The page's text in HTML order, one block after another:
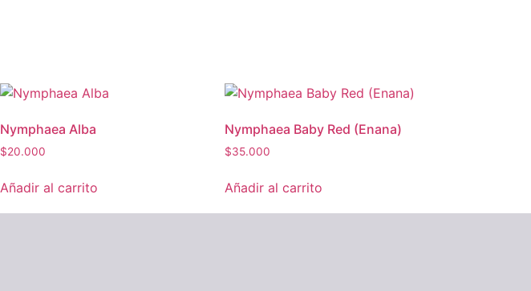
Nymphaea Alba
$20.000
Añadir al carrito
Nymphaea Baby Red (Enana)
$35.000
Añadir al carrito